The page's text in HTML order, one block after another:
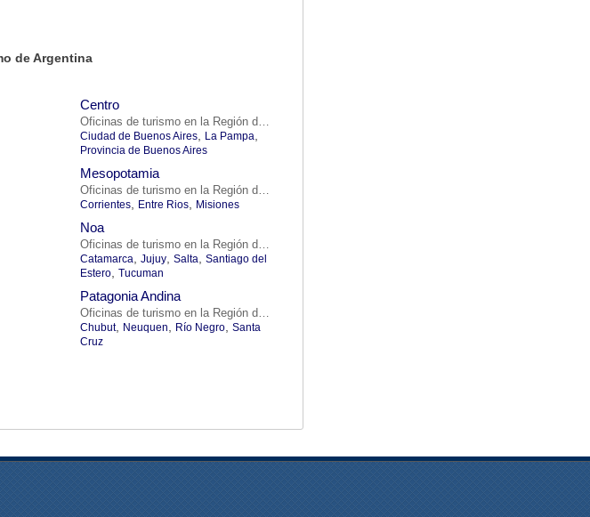
de Argentina
Centro
Oficinas de turismo en la Región de Centro
Ciudad de Buenos Aires, La Pampa,
Provincia de Buenos Aires
Mesopotamia
Oficinas de turismo en la Región de Mesopotamia
Corrientes, Entre Rios, Misiones
Noa
Oficinas de turismo en la Región de Noa
Catamarca, Jujuy, Salta, Santiago del
Estero, Tucuman
Patagonia Andina
Oficinas de turismo en la Región de Patagonia Andina
Chubut, Neuquen, Río Negro, Santa
Cruz